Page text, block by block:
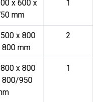
x 600 x
mm
1
x 800
800 mm
2
x 800
800/950
1